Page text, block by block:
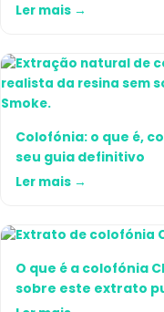
Ler mais →
Colofónia: o que é,
seu guia definitivo
Ler mais →
O que é a colofónia
sobre este extrato